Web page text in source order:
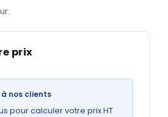
prix
nos clients
pour calculer votre prix HT